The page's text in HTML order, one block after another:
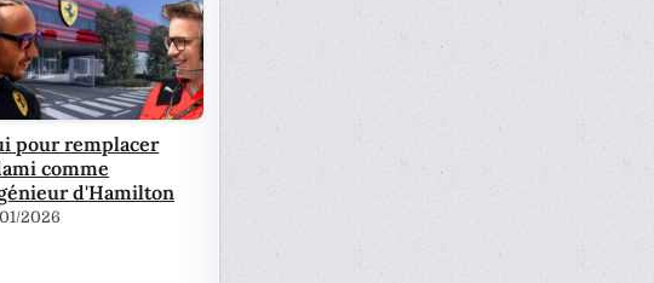
pour remplacer
comme
d'Hamilton
2026